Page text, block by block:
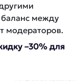
между
модераторов.
–30% для